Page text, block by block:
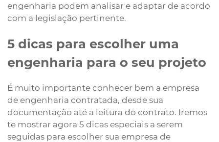
engenharia podem analisar e adaptar de acordo
com a legislação pertinente.
5 dicas para escolher uma
engenharia para o seu projeto
É muito importante conhecer bem a empresa
de engenharia contratada, desde sua
documentação até a leitura do contrato. Iremos
te mostrar agora 5 dicas especiais a serem
seguidas para escolher sua empresa de